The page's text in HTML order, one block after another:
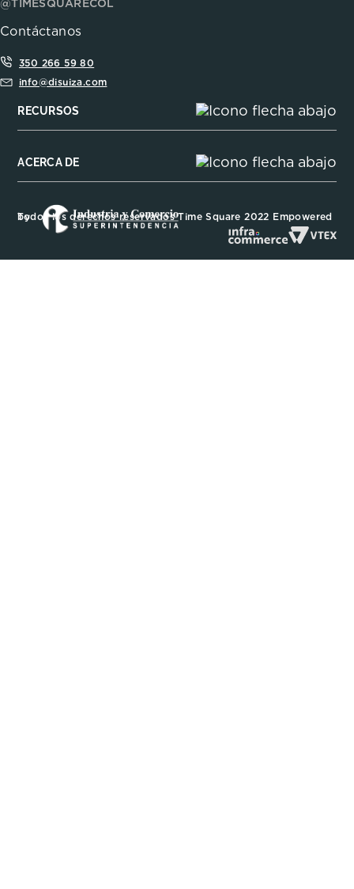
@TIMESQUARECOL
Contáctanos
350 266 59 80
info@disuiza.com
RECURSOS
ACERCA DE
Todos los derechos reservados Time Square 2022 Empowered by